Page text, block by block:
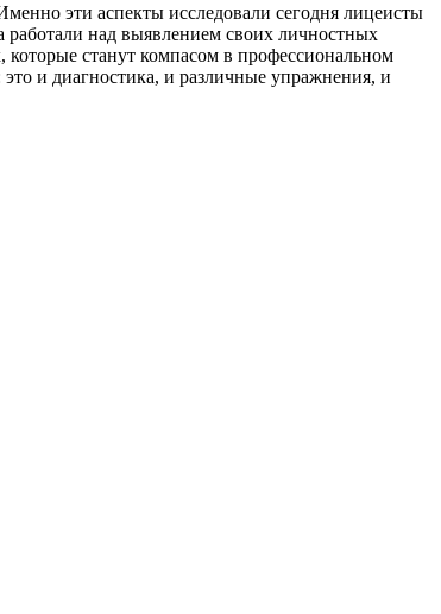
эти аспекты исследовали сегодня лицеисты
над выявлением своих личностных
станут компасом в профессиональном
и диагностика, и различные упражнения, и